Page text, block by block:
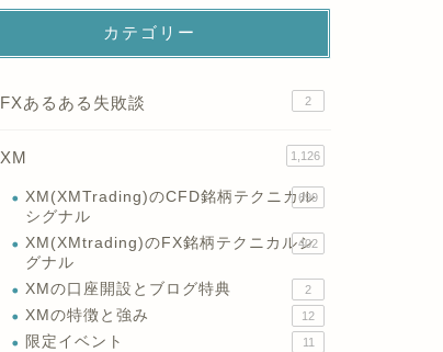
カテゴリー
FXあるある失敗談 2
XM 1,126
XM(XMTrading)のCFD銘柄テクニカル
シグナル
699
XM(XMtrading)のFX銘柄テクニカルシ
グナル
402
XMの口座開設とブログ特典 2
XMの特徴と強み 12
限定イベント 11